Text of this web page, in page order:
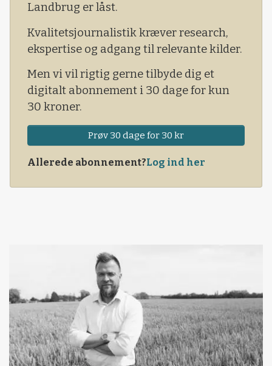
Landbrug er låst.
Kvalitetsjournalistik kræver research,
ekspertise og adgang til relevante kilder.
Men vi vil rigtig gerne tilbyde dig et
digitalt abonnement i 30 dage for kun
30 kroner.
Prøv 30 dage for 30 kr
Allerede abonnement?Log ind her